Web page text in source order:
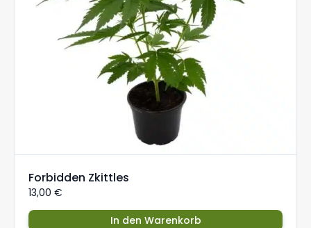
Forbidden Zkittles
13,00 €
In den Warenkorb